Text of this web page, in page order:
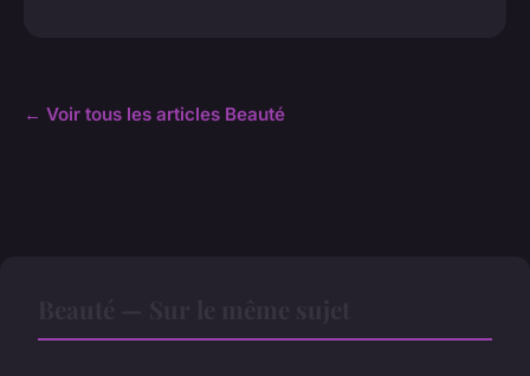
← Voir tous les articles Beauté